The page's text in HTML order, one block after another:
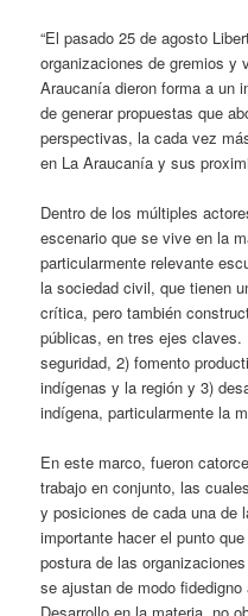
“El pasado 25 de agosto
organizaciones de gremios y
Araucanía dieron forma a un
de generar propuestas que
perspectivas, la cada vez
en La Araucanía y sus
Dentro de los múltiples
escenario que se vive en la
particularmente relevante
la sociedad civil, que tienen
crítica, pero también
públicas, en tres ejes
seguridad, 2) fomento
indígenas y la región y 3)
indígena, particularmente la
En este marco, fueron
trabajo en conjunto, las
y posiciones de cada una de
importante hacer el punto
postura de las
se ajustan de modo